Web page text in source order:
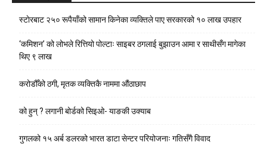
स्टाेरबाट २५० रूपैयाँको सामान किनेका व्यक्तिले पाए सरकारको १० लाख उपहार
‘कमिशन’ को लोभले रित्तियो पोल्टाः साइबर ठगलाई बुझाउन आमा र साथीसँग मागेका
थिए ९ लाख
करोडौँको ठगी, मृतक व्यक्तिकै नाममा औंठाछाप
को हुन् ? लगानी बोर्डको सिइओ- याङकी उक्याब
गुगलको १५ अर्ब डलरको भारत डाटा सेन्टर परियोजनाः गतिसँगै विवाद